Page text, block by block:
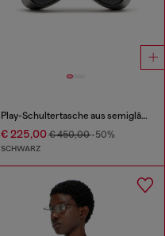
Play-Schultertasche aus semiglänzendem Leder
€ 225,00€ 450,00-50%
SCHWARZ